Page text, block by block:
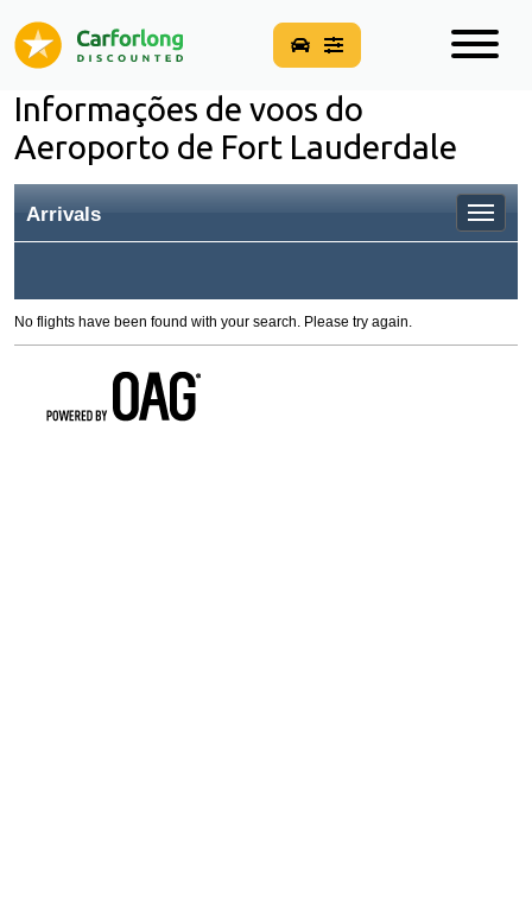
Informações de voos do
Aeroporto de Fort Lauderdale